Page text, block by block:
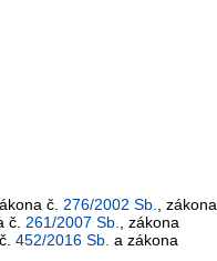
č. 276/2002 Sb.
, zákona
č. 261/2007 Sb.
, zákona
452/2016 Sb. a zákona